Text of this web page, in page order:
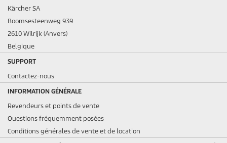
Kärcher SA
Boomsesteenweg 939
2610 Wilrijk (Anvers)
Belgique
SUPPORT
Contactez-nous
INFORMATION GÉNÉRALE
Revendeurs et points de vente
Questions fréquemment posées
Conditions générales de vente et de location